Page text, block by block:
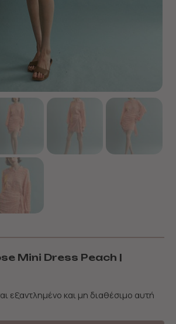
Mini Dress Peach |
εξαντλημένο και μη διαθέσιμο αυτή